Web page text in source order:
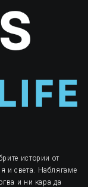
истории от
и света. Наблягаме
и ни кара да